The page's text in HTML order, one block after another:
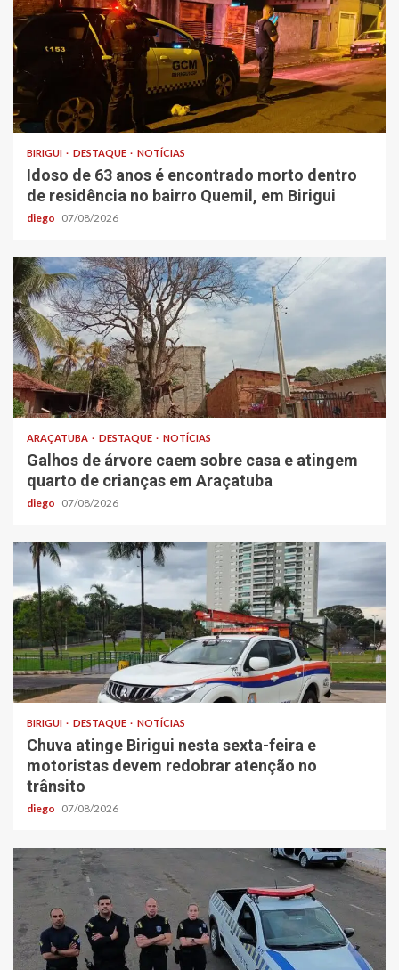
BIRIGUI DESTAQUE NOTÍCIAS
Idoso de 63 anos é encontrado morto dentro
de residência no bairro Quemil, em Birigui
diego 07/08/2026
ARAÇATUBA DESTAQUE NOTÍCIAS
Galhos de árvore caem sobre casa e atingem
quarto de crianças em Araçatuba
diego 07/08/2026
BIRIGUI DESTAQUE NOTÍCIAS
Chuva atinge Birigui nesta sexta-feira e
motoristas devem redobrar atenção no
trânsito
diego 07/08/2026